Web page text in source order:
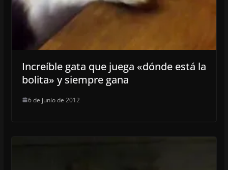
Increíble gata que juega «dónde está la
bolita» y siempre gana
6 de junio de 2012